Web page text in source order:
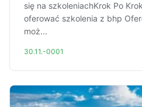
się na szkoleniachKrok Po
oferować szkolenia z bhp
moż...
30.11.-0001